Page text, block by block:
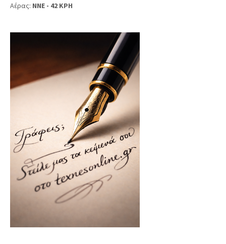
Αέρας: NNE - 42 KPH